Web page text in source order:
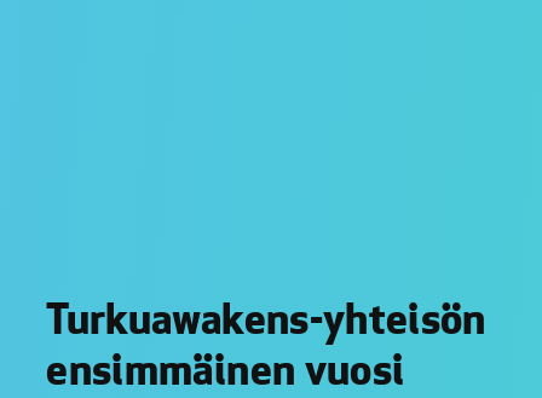
Turkuawakens-yhteisön
ensimmäinen vuosi